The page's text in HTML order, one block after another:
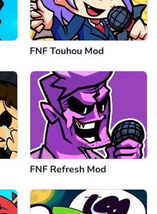
FNF Touhou Mod
FNF Refresh Mod